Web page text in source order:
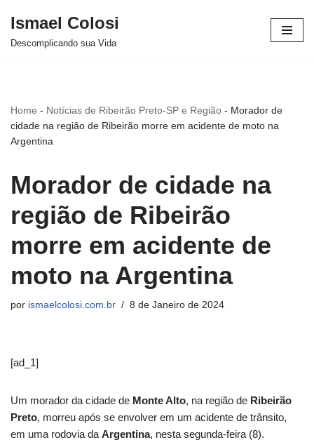
Avançar
Ismael Colosi
Descomplicando sua Vida
Home - Notícias de Ribeirão Preto-SP e Região - Morador de
cidade na região de Ribeirão morre em acidente de moto na
Argentina
Morador de cidade na
região de Ribeirão
morre em acidente de
moto na Argentina
por ismaelcolosi.com.br 8 de Janeiro de 2024
[ad_1]
Um morador da cidade de Monte Alto, na região de Ribeirão
Preto, morreu após se envolver em um acidente de trânsito,
em uma rodovia da Argentina, nesta segunda-feira (8).